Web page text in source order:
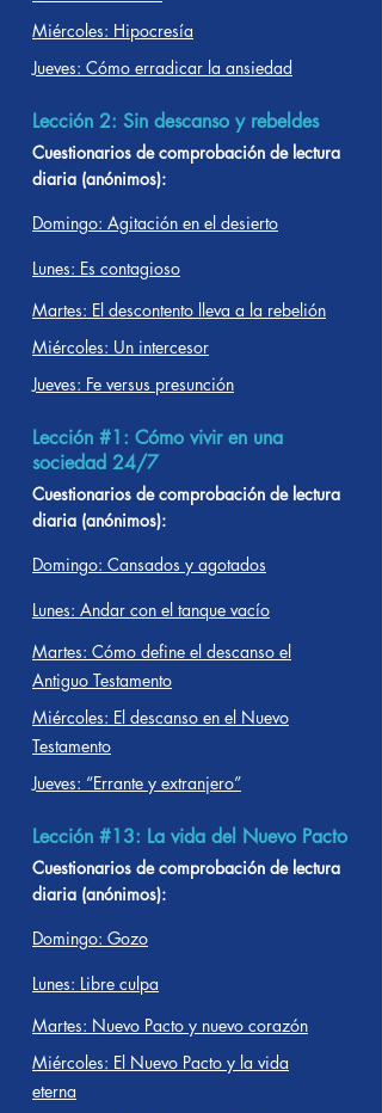
Miércoles: Hipocresía
Jueves: Cómo erradicar la ansiedad
Lección 2: Sin descanso y rebeldes
Cuestionarios de comprobación de lectura
diaria (anónimos):
Domingo: Agitación en el desierto
Lunes: Es contagioso
Martes: El descontento lleva a la rebelión
Miércoles: Un intercesor
Jueves: Fe versus presunción
Lección #1: Cómo vivir en una
sociedad 24/7
Cuestionarios de comprobación de lectura
diaria (anónimos):
Domingo: Cansados y agotados
Lunes: Andar con el tanque vacío
Martes: Cómo define el descanso el
Antiguo Testamento
Miércoles: El descanso en el Nuevo
Testamento
Jueves: “Errante y extranjero”
Lección #13: La vida del Nuevo Pacto
Cuestionarios de comprobación de lectura
diaria (anónimos):
Domingo: Gozo
Lunes: Libre culpa
Martes: Nuevo Pacto y nuevo corazón
Miércoles: El Nuevo Pacto y la vida
eterna